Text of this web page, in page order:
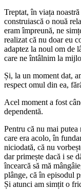
Treptat, în viața
construiască o nouă
eram împreună, ne
realizat că nu doar eu
adaptez la noul om de
care ne întâlnim la
Și, la un moment dat,
respect omul din ea,
Acel moment a fost
dependentă.
Pentru că nu mai
care era acolo, în
niciodată, că nu
dar primește dacă i se
încearcă să mă
plânge, că în episodul
Și atunci am simțit o